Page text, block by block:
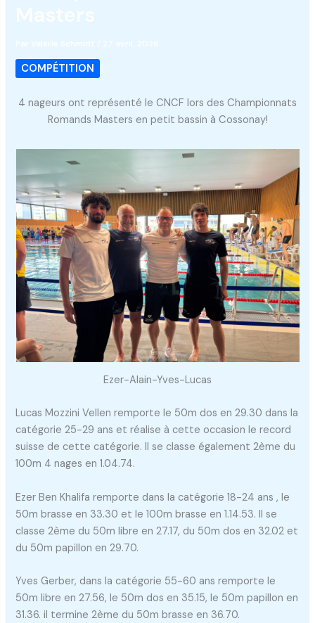
Masters
Par Valérie Schmidt / 27 avril, 2026
COMPÉTITION
4 nageurs ont représenté le CNCF lors des Championnats
Romands Masters en petit bassin à Cossonay!
Ezer-Alain-Yves-Lucas
Lucas Mozzini Vellen remporte le 50m dos en 29.30 dans la
catégorie 25-29 ans et réalise à cette occasion le record
suisse de cette catégorie. Il se classe également 2ème du
100m 4 nages en 1.04.74.
Ezer Ben Khalifa remporte dans la catégorie 18-24 ans , le
50m brasse en 33.30 et le 100m brasse en 1.14.53. Il se
classe 2ème du 50m libre en 27.17, du 50m dos en 32.02 et
du 50m papillon en 29.70.
Yves Gerber, dans la catégorie 55-60 ans remporte le
50m libre en 27.56, le 50m dos en 35.15, le 50m papillon en
31.36. il termine 2ème du 50m brasse en 36.70.